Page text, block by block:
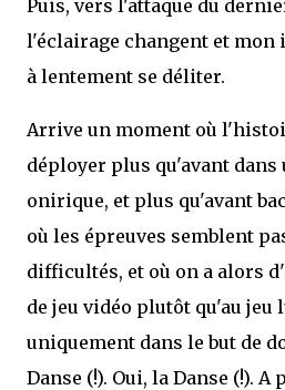
Puis, vers l'attaque du
l'éclairage changent et mon
à lentement se déliter.
Arrive un moment où
déployer plus qu'avant dans
onirique, et plus qu'avant
où les épreuves semblent
difficultés, et où on a alors
de jeu vidéo plutôt qu'au jeu
uniquement dans le but de
Danse (!). Oui, la Danse (!).